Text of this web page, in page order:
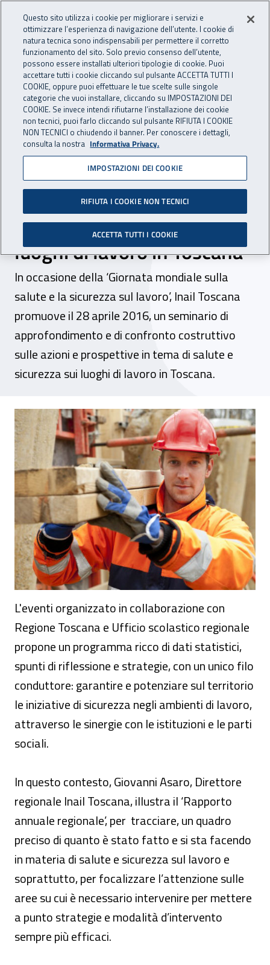
INAIL - Istituto Nazionale
Apri cerca
Navigazione principale
Navigazione - Ti trovi in:
Home Inail comunica News
27 aprile 2016
Seminario a Firenze: azioni
e prospettive in materia di
prevenzione e sicurezza sui
luoghi di lavoro in Toscana
In occasione della ‘Giornata mondiale sulla
salute e la sicurezza sul lavoro’, Inail Toscana
promuove il 28 aprile 2016, un seminario di
approfondimento e di confronto costruttivo
sulle azioni e prospettive in tema di salute e
sicurezza sui luoghi di lavoro in Toscana.
Seminario a Firenze: azioni e
L'eventi organizzato in collaborazione con
Regione Toscana e Ufficio scolastico regionale
propone un programma ricco di dati statistici,
spunti di riflessione e strategie, con un unico filo
conduttore: garantire e potenziare sul territorio
le iniziative di sicurezza negli ambienti di lavoro,
attraverso le sinergie con le istituzioni e le parti
sociali.
In questo contesto, Giovanni Asaro, Direttore
regionale Inail Toscana, illustra il ‘Rapporto
annuale regionale’, per tracciare, un quadro
preciso di quanto è stato fatto e si sta facendo
in materia di salute e sicurezza sul lavoro e
soprattutto, per focalizzare l’attenzione sulle
aree su cui è necessario intervenire per mettere
a punto strategie e modalità d’intervento
sempre più efficaci.
Questo sito utilizza i cookie per migliorare i servizi e
ottimizzare l’esperienza di navigazione dell’utente. I cookie di
natura tecnica sono indispensabili per permettere il corretto
funzionamento del sito. Solo previo consenso dell’utente,
possono essere installati ulteriori tipologie di cookie. Puoi
accettare tutti i cookie cliccando sul pulsante ACCETTA TUTTI I
COOKIE, oppure puoi effettuare le tue scelte sulle singole
categorie che vuoi installare, cliccando su IMPOSTAZIONI DEI
COOKIE. Se invece intendi rifiutarne l’installazione dei cookie
non tecnici, puoi farlo cliccando sul pulsante RIFIUTA I COOKIE
NON TECNICI o chiudendo il banner. Per conoscere i dettagli,
consulta la nostra Informativa Privacy.
IMPOSTAZIONI DEI COOKIE
RIFIUTA I COOKIE NON TECNICI
ACCETTA TUTTI I COOKIE